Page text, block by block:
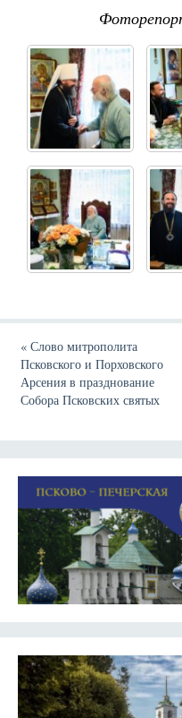
«Слово митрополита
Псковского и Порховского
Арсения в празднование
Собора Псковских святых